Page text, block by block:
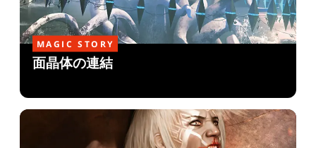
MAGIC STORY
面晶体の連結